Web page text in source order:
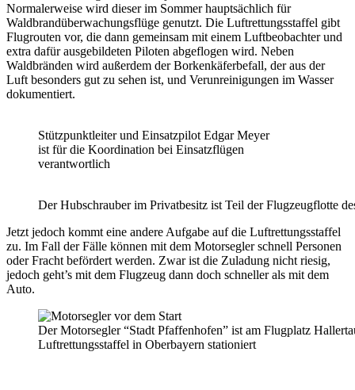
Normalerweise wird dieser im Sommer hauptsächlich für
Waldbrandüberwachungsflüge genutzt. Die Luftrettungsstaffel gibt
Flugrouten vor, die dann gemeinsam mit einem Luftbeobachter und
extra dafür ausgebildeten Piloten abgeflogen wird. Neben
Waldbränden wird außerdem der Borkenkäferbefall, der aus der
Luft besonders gut zu sehen ist, und Verunreinigungen im Wasser
dokumentiert.
Stützpunktleiter und Einsatzpilot Edgar Meyer
ist für die Koordination bei Einsatzflügen
verantwortlich
Der Hubschrauber im Privatbesitz ist Teil der Flugzeugflotte
Jetzt jedoch kommt eine andere Aufgabe auf die Luftrettungsstaffel
zu. Im Fall der Fälle können mit dem Motorsegler schnell Personen
oder Fracht befördert werden. Zwar ist die Zuladung nicht riesig,
jedoch geht’s mit dem Flugzeug dann doch schneller als mit dem
Auto.
Der Motorsegler “Stadt Pfaffenhofen” ist am Flugplatz
Luftrettungsstaffel in Oberbayern stationiert